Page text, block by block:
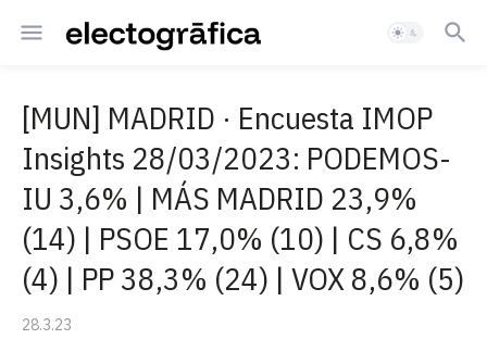
[MUN] MADRID · Encuesta IMOP
Insights 28/03/2023: PODEMOS-
IU 3,6% | MÁS MADRID 23,9%
(14) | PSOE 17,0% (10) | CS 6,8%
(4) | PP 38,3% (24) | VOX 8,6% (5)
28.3.23